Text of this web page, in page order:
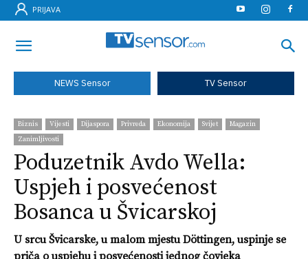
PRIJAVA
NEWS Sensor TV Sensor
Biznis Vijesti Dijaspora Privreda Ekonomija Svijet
Magazin
Zanimljivosti
Poduzetnik Avdo Wella:
Uspjeh i posvećenost
Bosanca u Švicarskoj
U srcu Švicarske, u malom mjestu Döttingen, uspinje se